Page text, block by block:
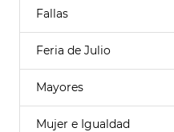
Fallas
Feria de Julio
Mayores
Mujer e Igualdad